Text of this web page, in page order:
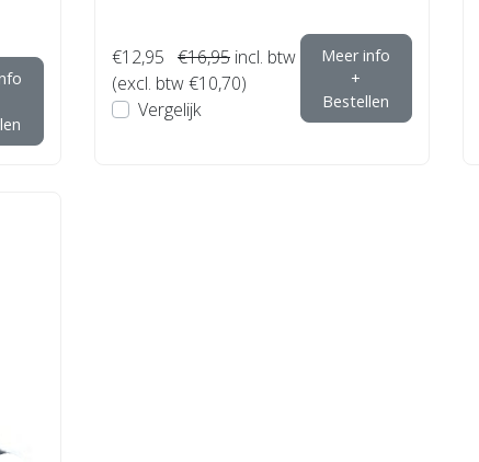
€12,95 €16,95 incl. btw
(excl. btw €10,70)
Vergelijk
Meer info
+
Bestellen